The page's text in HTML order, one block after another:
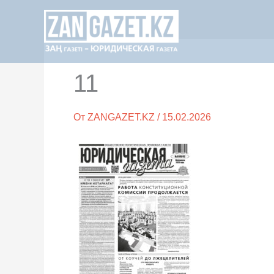
содержимому
11
От ZANGAZET.KZ / 15.02.2026